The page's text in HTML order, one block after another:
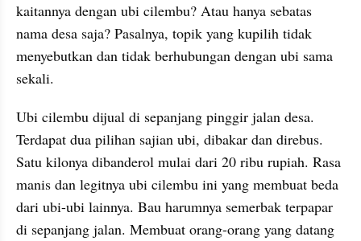
kaitannya dengan ubi cilembu? Atau hanya sebatas
nama desa saja? Pasalnya, topik yang kupilih tidak
menyebutkan dan tidak berhubungan dengan ubi sama
sekali.
Ubi cilembu dijual di sepanjang pinggir jalan desa.
Terdapat dua pilihan sajian ubi, dibakar dan direbus.
Satu kilonya dibanderol mulai dari 20 ribu rupiah. Rasa
manis dan legitnya ubi cilembu ini yang membuat beda
dari ubi-ubi lainnya. Bau harumnya semerbak terpapar
di sepanjang jalan. Membuat orang-orang yang datang